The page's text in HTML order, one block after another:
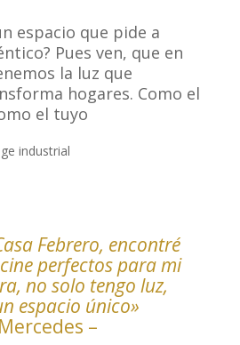
espacio que pide a
Pues ven, que en
la luz que
hogares. Como el
el tuyo
Febrero, encontré
perfectos para mi
no solo tengo luz,
espacio único»
–